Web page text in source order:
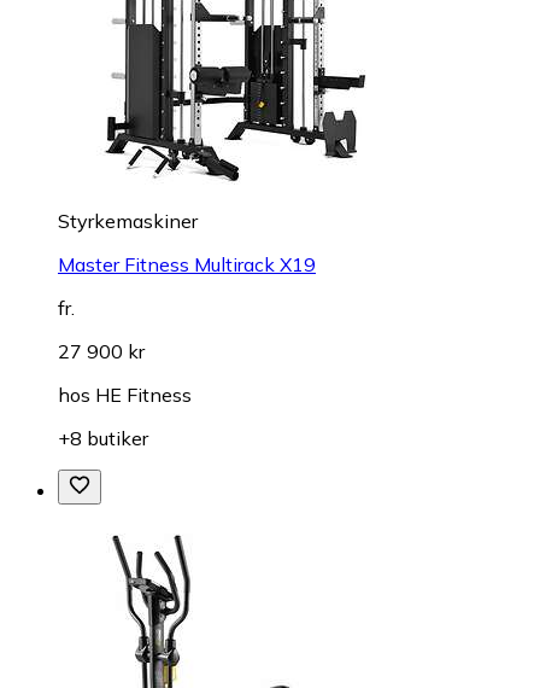
Styrkemaskiner
Master Fitness Multirack X19
fr.
27 900 kr
hos HE Fitness
+8 butiker